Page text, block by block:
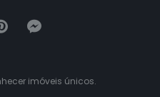
imóveis únicos.